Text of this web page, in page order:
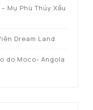
Mụ Phù Thủy Xấu
Dream Land
do Moco- Angola